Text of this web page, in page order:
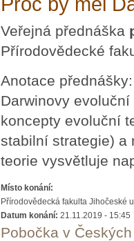
Veřejná přednáška
Přírodovědecké
Anotace
Darwinovy
koncepty evoluční
stabilní strategie) a
teorie vysvětluje
Místo konání:
Přírodovědecká fakulta Jihočeské
Datum konání: 21.11.2019 - 15:45
Pobočka v